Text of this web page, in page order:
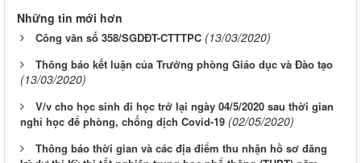
Những tin mới hơn
Công văn số 358/SGDĐT-CTTTPC (13/03/2020)
Thông báo kết luận của Trưởng phòng Giáo dục và Đào tạo
(13/03/2020)
V/v cho học sinh đi học trở lại ngày 04/5/2020 sau thời gian
nghỉ học để phòng, chống dịch Covid-19 (02/05/2020)
Thông báo thời gian và các địa điểm thu nhận hồ sơ đăng